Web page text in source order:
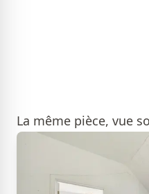
La même pièce, vue